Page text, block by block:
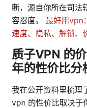
断，源自你所在司法
容忍度。 最好用vpn
速度、隐私、解锁、
质子VPN 的
年的性价比分
我在公开资料里梳理
vpn 的性价比取决于